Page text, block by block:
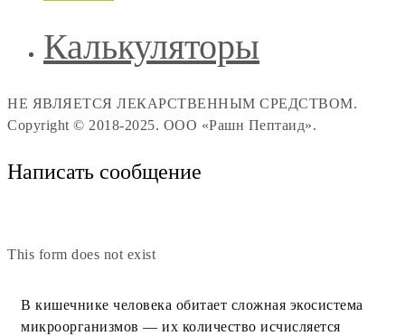
Калькуляторы
НЕ ЯВЛЯЕТСЯ ЛЕКАРСТВЕННЫМ СРЕДСТВОМ.
Copyright © 2018-2025. ООО «Рашн Пептаид».
Написать сообщение
This form does not exist
В кишечнике человека обитает сложная экосистема
микроорганизмов — их количество исчисляется